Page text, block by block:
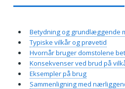
Betydning og grundlæggende
Typiske vilkår og prøvetid
Hvornår bruger domstolene
Konsekvenser ved brud på
Eksempler på brug
Sammenligning med